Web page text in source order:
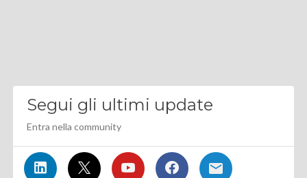
Segui gli ultimi update
Entra nella community